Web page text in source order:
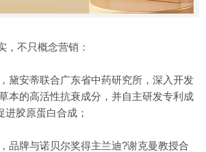
不只概念营销：
安蒂联合广东省中药研究所，深入开发
本的高活性抗衰成分，并自主研发专利成
进胶原蛋白合成；
牌与诺贝尔奖得主兰迪?谢克曼教授合